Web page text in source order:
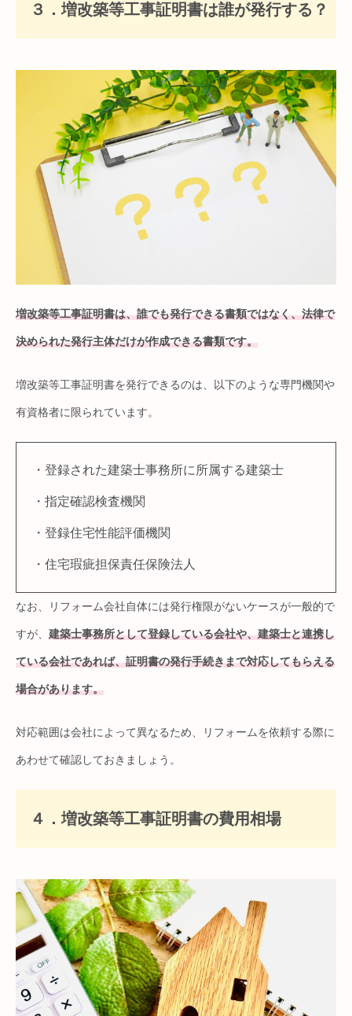
３．増改築等工事証明書は誰が発行する？
増改築等工事証明書は、誰でも発行できる書類ではなく、法律で
決められた発行主体だけが作成できる書類です。
増改築等工事証明書を発行できるのは、以下のような専門機関や
有資格者に限られています。
・登録された建築士事務所に所属する建築士
・指定確認検査機関
・登録住宅性能評価機関
・住宅瑕疵担保責任保険法人
なお、リフォーム会社自体には発行権限がないケースが一般的で
すが、 建築士事務所として登録している会社や、建築士と連携し
ている会社であれば、証明書の発行手続きまで対応してもらえる
場合があります。
対応範囲は会社によって異なるため、リフォームを依頼する際に
あわせて確認しておきましょう。
４．増改築等工事証明書の費用相場